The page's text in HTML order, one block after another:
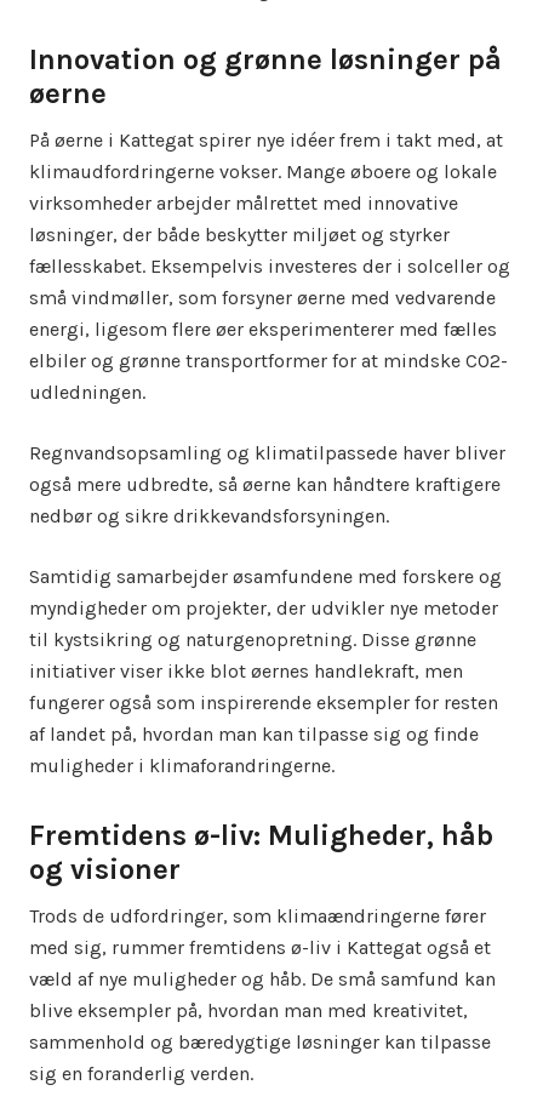
Innovation og grønne løsninger på
øerne
På øerne i Kattegat spirer nye idéer frem i takt med, at
klimaudfordringerne vokser. Mange øboere og lokale
virksomheder arbejder målrettet med innovative
løsninger, der både beskytter miljøet og styrker
fællesskabet. Eksempelvis investeres der i solceller og
små vindmøller, som forsyner øerne med vedvarende
energi, ligesom flere øer eksperimenterer med fælles
elbiler og grønne transportformer for at mindske CO2-
udledningen.
Regnvandsopsamling og klimatilpassede haver bliver
også mere udbredte, så øerne kan håndtere kraftigere
nedbør og sikre drikkevandsforsyningen.
Samtidig samarbejder øsamfundene med forskere og
myndigheder om projekter, der udvikler nye metoder
til kystsikring og naturgenopretning. Disse grønne
initiativer viser ikke blot øernes handlekraft, men
fungerer også som inspirerende eksempler for resten
af landet på, hvordan man kan tilpasse sig og finde
muligheder i klimaforandringerne.
Fremtidens ø-liv: Muligheder, håb
og visioner
Trods de udfordringer, som klimaændringerne fører
med sig, rummer fremtidens ø-liv i Kattegat også et
væld af nye muligheder og håb. De små samfund kan
blive eksempler på, hvordan man med kreativitet,
sammenhold og bæredygtige løsninger kan tilpasse
sig en foranderlig verden.